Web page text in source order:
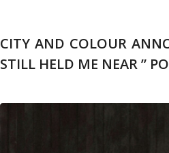
CITY AND COLOUR
STILL HELD ME NEAR ”